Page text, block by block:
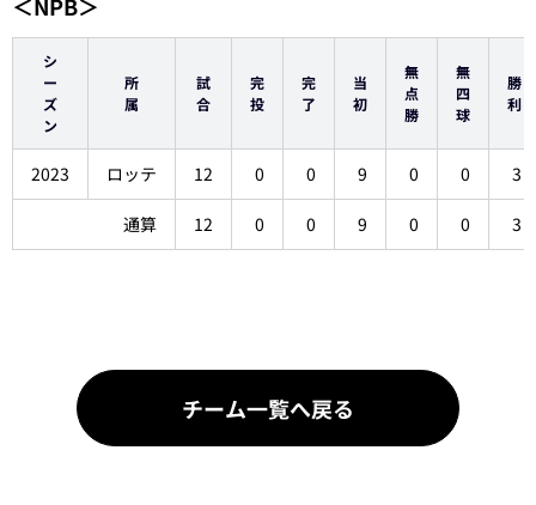
シ
ー
ズ
ン
所
属
試
合
完
投
完
了
当
初
無
点
勝
無
四
球
勝
利
2023 ロッテ 12 0 0 9 0 0 3
通算 12 0 0 9 0 0 3
チーム一覧へ戻る